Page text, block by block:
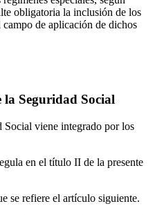
obligatoria la inclusión de los
de aplicación de dichos
la Seguridad Social
Social viene integrado por los
en el título II de la presente
se refiere el artículo siguiente.